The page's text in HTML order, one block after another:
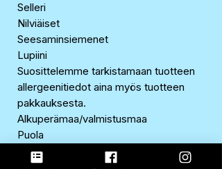
Selleri
Nilviäiset
Seesaminsiemenet
Lupiini
Suosittelemme tarkistamaan tuotteen
allergeenitiedot aina myös tuotteen
pakkauksesta.
Alkuperämaa/valmistusmaa
Puola
Markkinoija